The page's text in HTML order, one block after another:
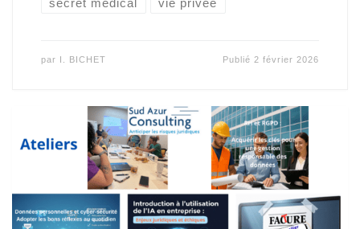
secret médical vie privée
par I. BICHET Publié2 février 2026